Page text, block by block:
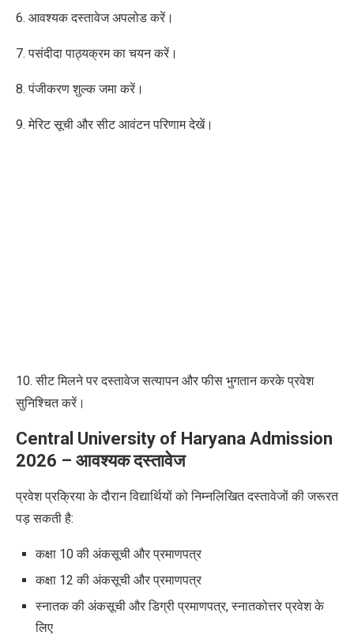
6. आवश्यक दस्तावेज अपलोड करें।
7. पसंदीदा पाठ्यक्रम का चयन करें।
8. पंजीकरण शुल्क जमा करें।
9. मेरिट सूची और सीट आवंटन परिणाम देखें।
10. सीट मिलने पर दस्तावेज सत्यापन और फीस भुगतान करके प्रवेश
सुनिश्चितकरें।
Central University of Haryana Admission
2026 – आवश्यक दस्तावेज
प्रवेश प्रक्रिया के दौरान विद्यार्थियों को निम्नलिखित दस्तावेजों की जरूरत
पड़ सकती है:
कक्षा 10 की अंकसूची और प्रमाणपत्र
कक्षा 12 की अंकसूची और प्रमाणपत्र
स्नातक की अंकसूची और डिग्री प्रमाणपत्र, स्नातकोत्तर प्रवेश के
लिए